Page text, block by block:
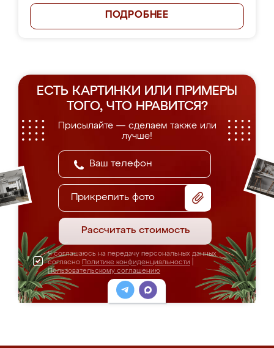
ПОДРОБНЕЕ
ЕСТЬ КАРТИНКИ ИЛИ ПРИМЕРЫ
ТОГО, ЧТО НРАВИТСЯ?
Присылайте — сделаем также или
лучше!
Прикрепить фото
Рассчитать стоимость
Я соглашаюсь на передачу персональных данных
согласно Политике конфиденциальности
Пользовательскому соглашению